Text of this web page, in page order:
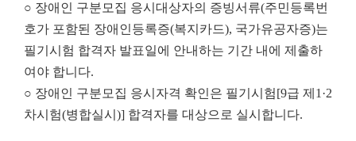
○ 장애인 구분모집 응시대상자의 증빙서류(주민등록번
호가 포함된 장애인등록증(복지카드), 국가유공자증)는
필기시험 합격자 발표일에 안내하는 기간 내에 제출하
여야 합니다.
○ 장애인 구분모집 응시자격 확인은 필기시험[9급 제1·2
차시험(병합실시)] 합격자를 대상으로 실시합니다.